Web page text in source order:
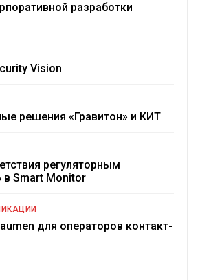
разработки
Vision
решения «Гравитон» и КИТ
регуляторным
Smart Monitor
для операторов контакт-